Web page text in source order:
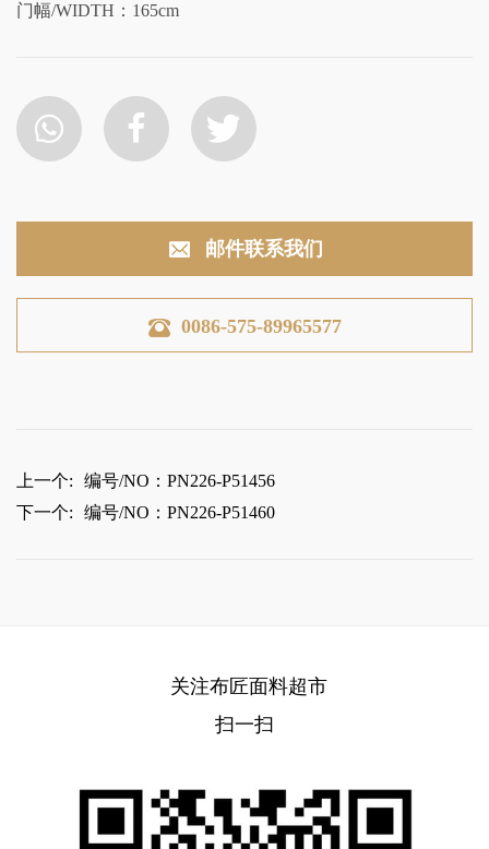
门幅/WIDTH：165cm
邮件联系我们
0086-575-89965577
上一个:
编号/NO：PN226-P51456
下一个:
编号/NO：PN226-P51460
关注布匠面料超市
扫一扫